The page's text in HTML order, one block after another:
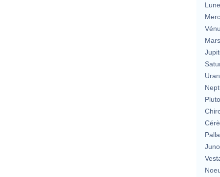
Lune
Mars